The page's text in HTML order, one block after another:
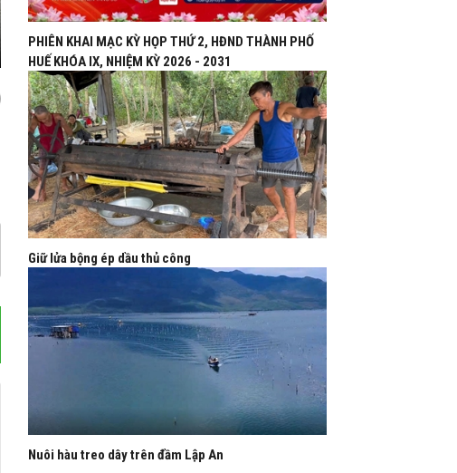
PHIÊN KHAI MẠC KỲ HỌP THỨ 2, HĐND THÀNH PHỐ
HUẾ KHÓA IX, NHIỆM KỲ 2026 - 2031
Giữ lửa bộng ép dầu thủ công
Nuôi hàu treo dây trên đầm Lập An